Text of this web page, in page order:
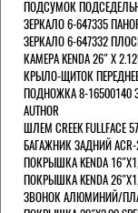
ПОДСУМОК
ЗЕРКАЛО 6-647335
ЗЕРКАЛО 6-647332
КАМЕРА KENDA 26" Х
КРЫЛО-ЩИТОК ПЕРЕДНЕЕ
ПОДНОЖКА 8-16500140
AUTHOR
ШЛЕМ CREEK FULLFACE
БАГАЖНИК ЗАДНИЙ ACR-
ПОКРЫШКА KENDA
ПОКРЫШКА KENDA
ЗВОНОК АЛЮМИНИЙ/